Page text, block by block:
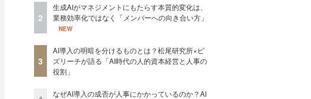
2
生成AIがマネジメントにもたらす本質的変化は、
業務効率化ではなく「メンバーへの向き合い方」
NEW
3
AI導入の明暗を分けるものとは？松尾研究所×ビ
ズリーチが語る「AI時代の人的資本経営と人事の
役割」
なぜAI導入の成否が人事にかかっているのか？AI